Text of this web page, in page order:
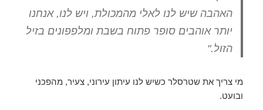
האהבה שיש לנו לאלי מהמכולת, ויש לנו, אנחנו
יותר אוהבים סופר פתוח בשבת ומלפפונים בזיל
הזול."
מי צריך את שטרסלר כשיש לנו עיתון עירוני, צעיר, מהפכני
ובועט.